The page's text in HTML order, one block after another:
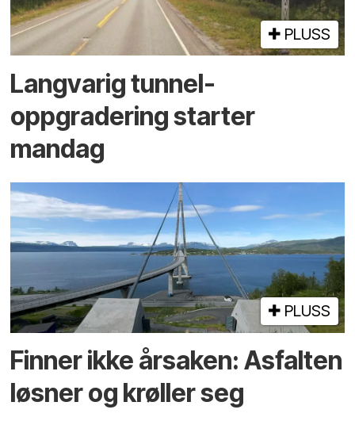
PLUSS
Langvarig tunnel­
oppgradering starter
mandag
PLUSS
Finner ikke årsaken: Asfalten
løsner og krøller seg